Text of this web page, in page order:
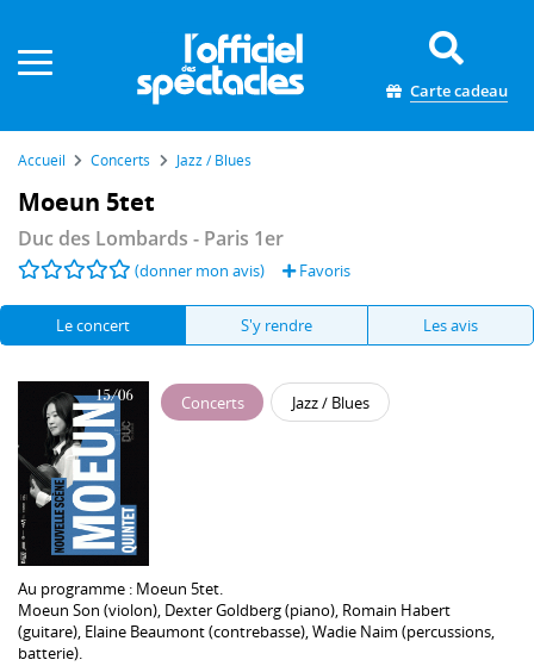
Carte cadeau
Accueil Concerts Jazz / Blues
Moeun 5tet
Duc des Lombards - Paris 1er
(donner mon avis) Favoris
Le concert S'y rendre Les avis
Concerts Jazz / Blues
Au programme : Moeun 5tet.
Moeun Son (violon), Dexter Goldberg(piano), Romain Habert
(guitare), Elaine Beaumont(contrebasse),Wadie Naim (percussions,
batterie).